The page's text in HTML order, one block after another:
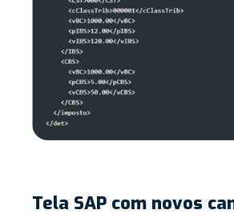
Tela SAP com novos